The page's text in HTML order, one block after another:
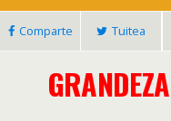
Comparte Tuitea